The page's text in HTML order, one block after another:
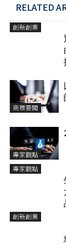
RELATED
創新創業
商標要聞
專家觀點
專家觀點
創新創業